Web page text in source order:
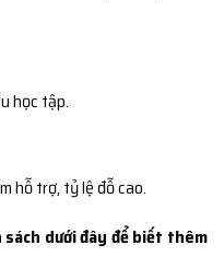
học tập.
hỗ trợ, tỷ lệ đỗ cao.
dưới đây để biết thêm